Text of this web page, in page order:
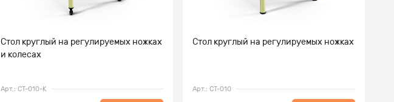
Стол круглый на регулируемых ножках
и колесах
Арт.: СТ-010-К
Стол круглый на регулируемых ножках
Арт.: СТ-010